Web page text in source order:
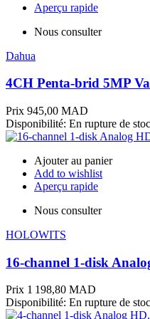
Aperçu rapide
Nous consulter
Dahua
4CH Penta-brid 5MP
Prix 945,00 MAD
Disponibilité: En rupture de
Ajouter au panier
Add to wishlist
Aperçu rapide
Nous consulter
HOLOWITS
16-channel 1-disk
Prix 1 198,80 MAD
Disponibilité: En rupture de